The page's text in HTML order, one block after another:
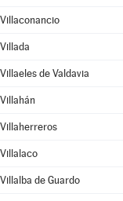
Villaconancio
Villada
Villaeles de Valdavia
Villahán
Villaherreros
Villalaco
Villalba de Guardo